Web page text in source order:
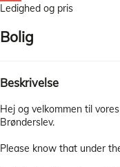
Ledighed og pris
Bolig
Beskrivelse
Hej og velkommen til
Brønderslev.
Please know that under